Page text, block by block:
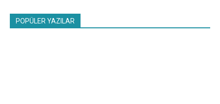
POPÜLER YAZILAR